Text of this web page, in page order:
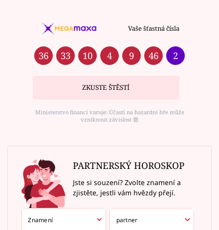
Vaše šťastná čísla
36 33 10 4 9 46 2
ZKUSTE ŠTĚSTÍ
Ministerstvo financí varuje: Účastí na hazardní hře může
vzniknout závislost ⑱
PARTNERSKÝ HOROSKOP
Jste si souzení? Zvolte znamení a
zjistěte, jestli vám hvězdy přejí.